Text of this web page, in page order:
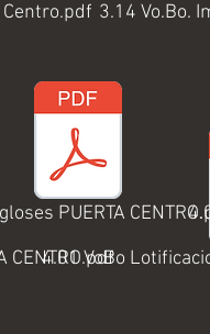
3.14 Vo.Bo.
CENTRO.pdf
PUERTA
4.01 VoBo